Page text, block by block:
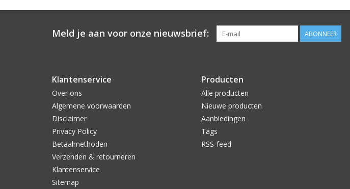
Meld je aan voor onze nieuwsbrief: ABONNEER
Klantenservice
Over ons
Algemene voorwaarden
Disclaimer
Privacy Policy
Betaalmethoden
Verzenden & retourneren
Klantenservice
Sitemap
Producten
Alle producten
Nieuwe producten
Aanbiedingen
Tags
RSS-feed